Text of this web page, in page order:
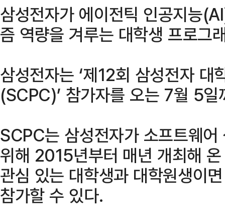
삼성전자가 에이전틱 인공지능
즘 역량을 겨루는 대학생 프로그
삼성전자는 ‘제12회 삼성전자 대
(SCPC)’ 참가자를 오는 7월 5
SCPC는 삼성전자가 소프트웨
위해 2015년부터 매년 개최해
관심 있는 대학생과 대학원생이
참가할 수 있다.